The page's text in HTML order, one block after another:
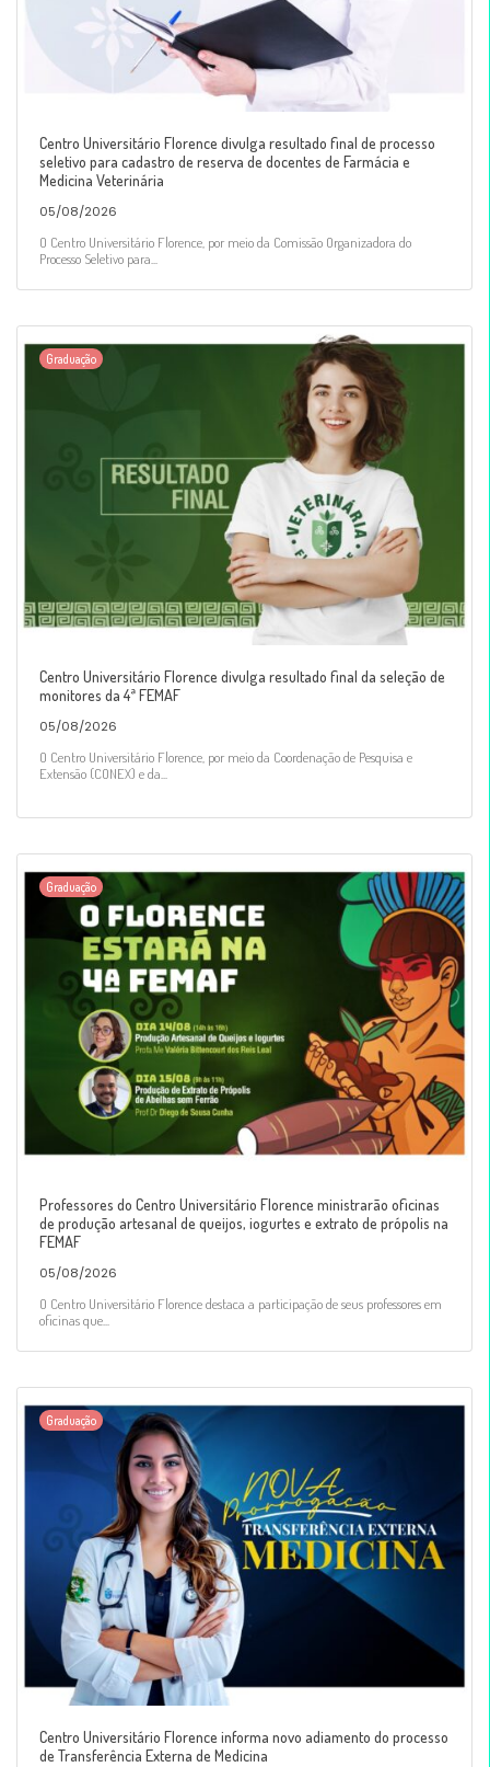
Centro Universitário Florence divulga resultado final de processo
seletivo para cadastro de reserva de docentes de Farmácia e
Medicina Veterinária
05/08/2026
O Centro Universitário Florence, por meio da Comissão Organizadora do
Processo Seletivo para...
Graduação
Centro Universitário Florence divulga resultado final da seleção de
monitores da 4ª FEMAF
05/08/2026
O Centro Universitário Florence, por meio da Coordenação de Pesquisa e
Extensão (CONEX) e da...
Graduação
Professores do Centro Universitário Florence ministrarão oficinas
de produção artesanal de queijos, iogurtes e extrato de própolis na
FEMAF
05/08/2026
O Centro Universitário Florence destaca a participação de seus professores em
oficinas que...
Graduação
Centro Universitário Florence informa novo adiamento do processo
de Transferência Externa de Medicina